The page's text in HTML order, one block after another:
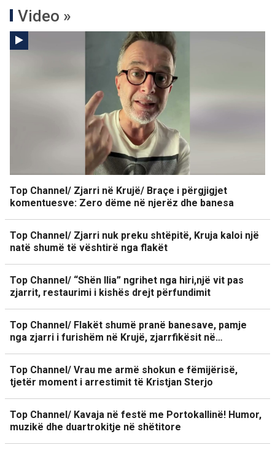
Video »
Top Channel/ Zjarri në Krujë/ Braçe i përgjigjet
komentuesve: Zero dëme në njerëz dhe banesa
Top Channel/ Zjarri nuk preku shtëpitë, Kruja kaloi një
natë shumë të vështirë nga flakët
Top Channel/ “Shën Ilia” ngrihet nga hiri,një vit pas
zjarrit, restaurimi i kishës drejt përfundimit
Top Channel/ Flakët shumë pranë banesave, pamje
nga zjarri i furishëm në Krujë, zjarrfikësit në…
Top Channel/ Vrau me armë shokun e fëmijërisë,
tjetër moment i arrestimit të Kristjan Sterjo
Top Channel/ Kavaja në festë me Portokallinë! Humor,
muzikë dhe duartrokitje në shëtitore